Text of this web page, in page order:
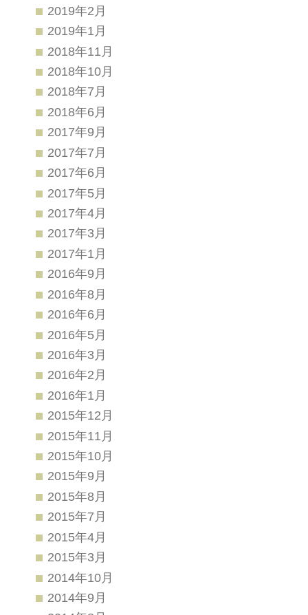
2019年2月
2019年1月
2018年11月
2018年10月
2018年7月
2018年6月
2017年9月
2017年7月
2017年6月
2017年5月
2017年4月
2017年3月
2017年1月
2016年9月
2016年8月
2016年6月
2016年5月
2016年3月
2016年2月
2016年1月
2015年12月
2015年11月
2015年10月
2015年9月
2015年8月
2015年7月
2015年4月
2015年3月
2014年10月
2014年9月